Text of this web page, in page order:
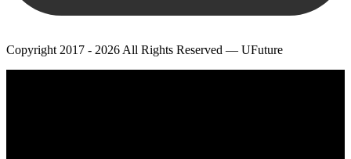
Copyright 2017 - 2026 All Rights Reserved — UFuture